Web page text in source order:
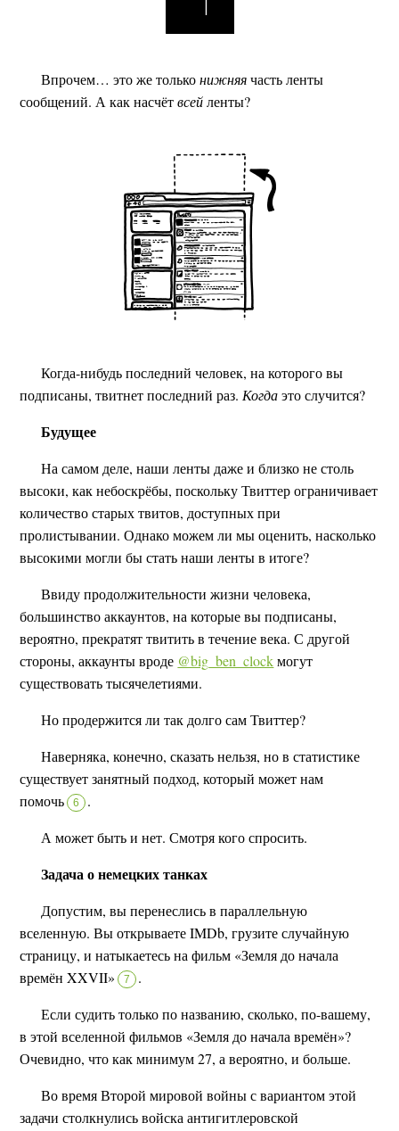
Впрочем… это же тольконижняячасть ленты
сообщений. А как насчётвсейленты?
Когда-нибудь последний человек, на которого вы
подписаны, твитнет последний раз. Когдаэто случится?
Будущее
На самом деле, наши ленты даже и близко не столь
высоки, как небоскрёбы, поскольку Твиттер ограничивает
количество старых твитов, доступных при
пролистывании. Однако можем ли мы оценить, насколько
высокими могли бы стать наши ленты в итоге?
Ввиду продолжительности жизни человека,
большинство аккаунтов, на которые вы подписаны,
вероятно, прекратят твитить в течение века. С другой
стороны, аккаунты вроде @big_ben_clockмогут
существовать тысячелетиями.
Но продержится ли так долго сам Твиттер?
Наверняка, конечно, сказать нельзя, но в статистике
существует занятный подход, который может нам
помочь
6
.
А может быть и нет. Смотря кого спросить.
Задача о немецких танках
Допустим, вы перенеслись в параллельную
вселенную. Вы открываете IMDb, грузите случайную
страницу, и натыкаетесь на фильм «Земля до начала
времён XXVII»
7
.
Если судить только по названию, сколько, по-вашему,
в этой вселенной фильмов «Земля до начала времён»?
Очевидно, что как минимум 27, а вероятно, и больше.
Во время Второй мировой войны с вариантом этой
задачи столкнулись войска антигитлеровской